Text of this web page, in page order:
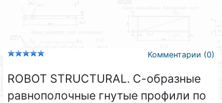
Комментарии (0)
ROBOT STRUCTURAL. С-образные
равнополочные гнутые профили по